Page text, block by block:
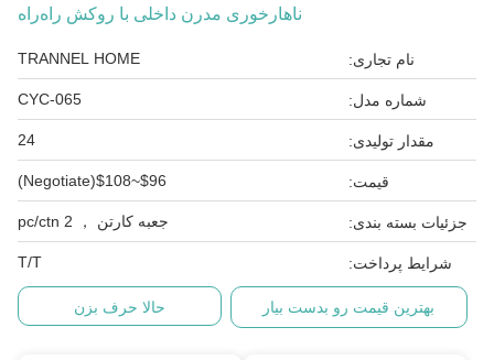
ناهارخوری مدرن داخلی با روکش راه‌راه
نام تجاری: TRANNEL HOME
شماره مدل: CYC-065
مقدار تولیدی: 24
قیمت: $96~$108(Negotiate)
جزئیات بسته بندی: جعبه کارتن ， 2 pc/ctn
شرایط پرداخت: T/T
بهترین قیمت رو بدست بیار حالا حرف بزن